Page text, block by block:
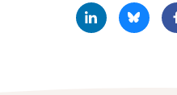
Linkedin